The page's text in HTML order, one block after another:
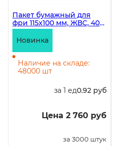
Пакет бумажный для
фри 115х100 мм, ЖВС, 40
гр/м2, белый, в упаковке
3000 штук
Новинка
Наличие на складе:
48000 шт
за 1 ед0.92 руб
Цена 2 760 руб
за 3000 штук